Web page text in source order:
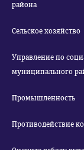
района
Сельское хозяйство
Управление по
муниципального
Промышленность
Противодействие